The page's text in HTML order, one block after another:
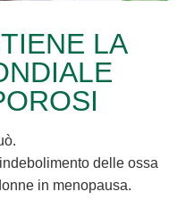
LA
delle ossa
in menopausa.